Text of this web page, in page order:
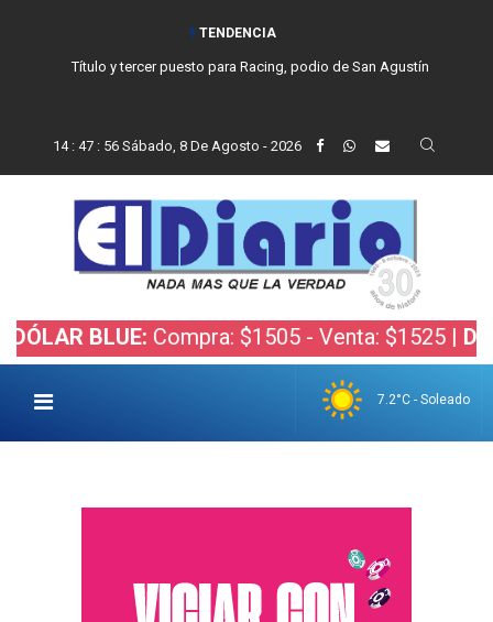
TENDENCIA
Título y tercer puesto para Racing, podio de San Agustín
14: 47 : 57 Sábado, 8 De Agosto - 2026
BLUE:Compra: $1505 - Venta: $1525 |DÓLAR
7.2°C - Soleado